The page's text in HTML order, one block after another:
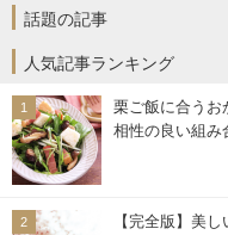
話題の記事
人気記事ランキング
栗ご飯に合うお
相性の良い組み
【完全版】美